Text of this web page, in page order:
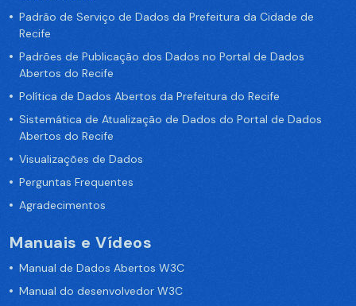
Padrão de Serviço de Dados da Prefeitura da Cidade de
Recife
Padrões de Publicação dos Dados no Portal de Dados
Abertos do Recife
Política de Dados Abertos da Prefeitura do Recife
Sistemática de Atualização de Dados do Portal de Dados
Abertos do Recife
Visualizações de Dados
Perguntas Frequentes
Agradecimentos
Manuais e Vídeos
Manual de Dados Abertos W3C
Manual do desenvolvedor W3C